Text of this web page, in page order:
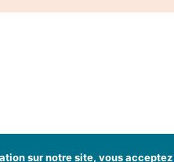
sur notre site, vous